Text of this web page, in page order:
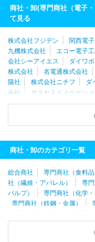
電機住環境システムズ株式会
会社
商社・卸(専門商社（電子
て見る
株式会社フジデン 関西電
九機株式会社
エコー電子
会社シーアイエス
ダイワ
株式会社
名電通株式会社
陽社
株式会社ニチフ
ダ
会社
サクセスイノベーシ
報センター
日邦産業株式
株式会
株式会社
ンターテイメント株式会社
会社
株式会社常磐第一興商
プ株式会社
ラディックス
ネックスコミュニケーション
会社オーム電機
株式会社マ
株式会社
株式会社ＴＤＭ
株式会社オービック
商社・卸のカテゴリ一覧
総合商社 専門商社（食料品
社（繊維・アパレル）
専
パルプ）
専門商社（化学・
専門商社（鉄鋼・金属）
（電子・電気機器・OA機器）
器）
専門商社（医療機器）
専門商社（スポーツ